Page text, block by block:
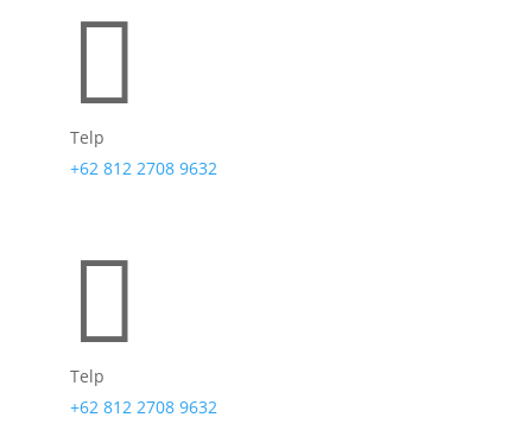

Telp
+62 812 2708 9632

Telp
+62 812 2708 9632